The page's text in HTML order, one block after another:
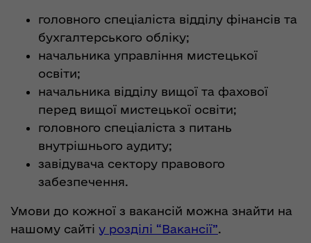
головного спеціаліста відділу фінансів та
бухгалтерського обліку;
начальника управління мистецької
освіти;
начальника відділу вищої та фахової
перед вищої мистецької освіти;
головного спеціаліста з питань
внутрішнього аудиту;
завідувача сектору правового
забезпечення.
Умови до кожної з вакансій можна знайти на
нашому сайті у розділі “Вакансії”.